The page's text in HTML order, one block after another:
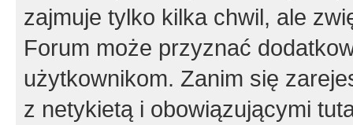
zajmuje tylko kilka chwil, ale
Forum może przyznać
użytkownikom. Zanim się
z netykietą i obowiązującymi